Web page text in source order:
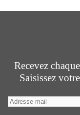
Recevez
Saisissez